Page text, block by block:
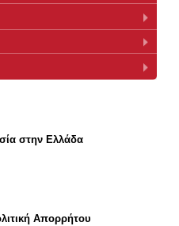
στην Ελλάδα
Απορρήτου